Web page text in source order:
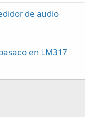
de audio
en LM317